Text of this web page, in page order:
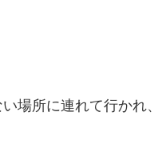
場所に連れて行かれ、